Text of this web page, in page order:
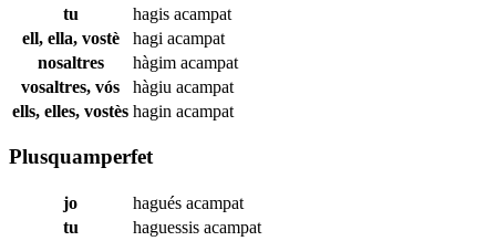
tu
hagis acampat
ell, ella, vostè
hagi acampat
nosaltres
hàgim acampat
vosaltres, vós
hàgiu acampat
ells, elles, vostès hagin acampat
Plusquamperfet
jo hagués acampat
tu
haguessis acampat